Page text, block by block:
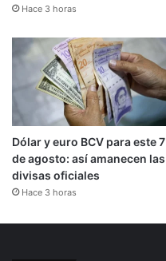
Hace 3 horas
Dólar y euro BCV para este 7
de agosto: así amanecen las
divisas oficiales
Hace 3 horas